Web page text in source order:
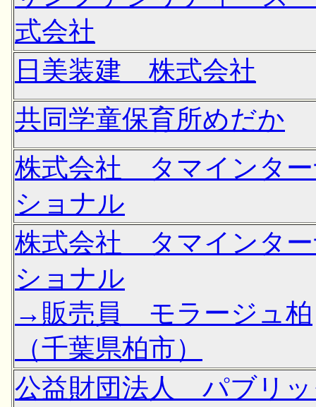
式会社
日美装建 株式会社
共同学童保育所めだか
株式会社 タマインタ
ショナル
株式会社 タマインタ
ショナル
→販売員 モラージュ柏
（千葉県柏市）
公益財団法人 パブリ